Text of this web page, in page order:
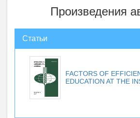
Произведения
Статьи
FACTORS OF
EDUCATION AT THE